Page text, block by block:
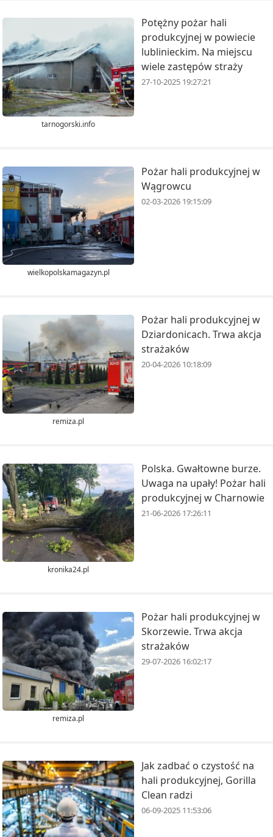
tarnogorski.info
Potężny pożar hali
produkcyjnej w powiecie
lublinieckim. Na miejscu
wiele zastępów straży
27-10-2025 19:27:21
wielkopolskamagazyn.pl
Pożar hali produkcyjnej w
Wągrowcu
02-03-2026 19:15:09
remiza.pl
Pożar hali produkcyjnej w
Dziardonicach. Trwa akcja
strażaków
20-04-2026 10:18:09
kronika24.pl
Polska. Gwałtowne burze.
Uwaga na upały! Pożar hali
produkcyjnej w Charnowie
21-06-2026 17:26:11
remiza.pl
Pożar hali produkcyjnej w
Skorzewie. Trwa akcja
strażaków
29-07-2026 16:02:17
Jak zadbać o czystość na
hali produkcyjnej, Gorilla
Clean radzi
06-09-2025 11:53:06